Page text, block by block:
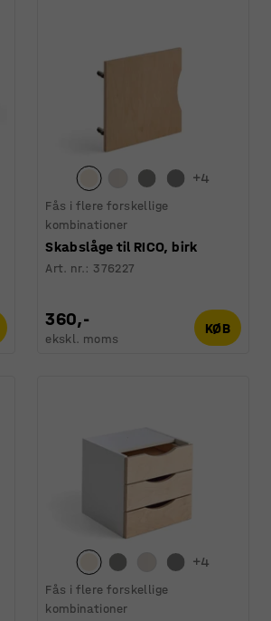
+4
Fås i flere forskellige
kombinationer
Skabslåge til RICO, birk
Art. nr.: 376227
360,-
ekskl. moms
KØB
+4
Fås i flere forskellige
kombinationer